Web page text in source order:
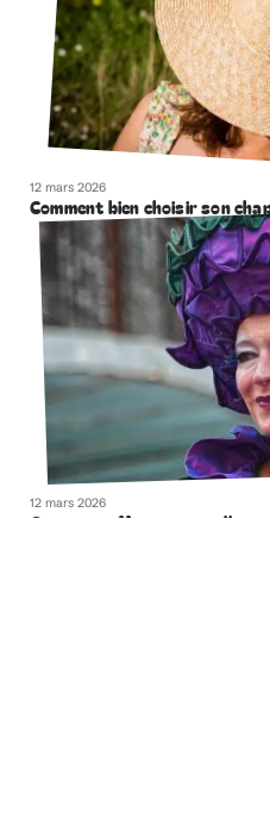
12 mars 2026
Comment bien choisir son
12 mars 2026
Comment effacer